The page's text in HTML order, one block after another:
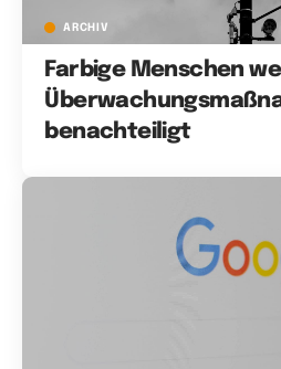
ARCHIV
Farbige Menschen
benachteiligt